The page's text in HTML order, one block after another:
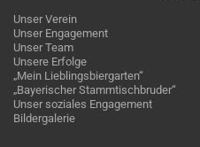
Unser Verein
Unser Engagement
Unser Team
Unsere Erfolge
„Mein Lieblingsbiergarten“
„Bayerischer Stammtischbruder“
Unser soziales Engagement
Bildergalerie